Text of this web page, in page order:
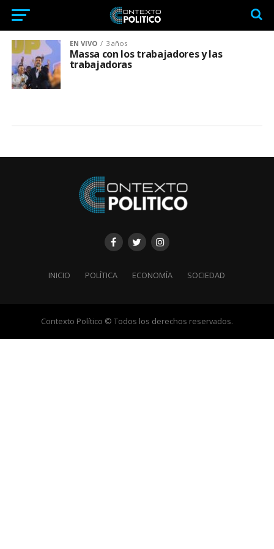
EN VIVO 3 años
Massa con los trabajadores y las
trabajadoras
INICIO POLÍTICA ECONOMÍA SOCIEDAD
Contexto Político © Todos los derechos reservados.